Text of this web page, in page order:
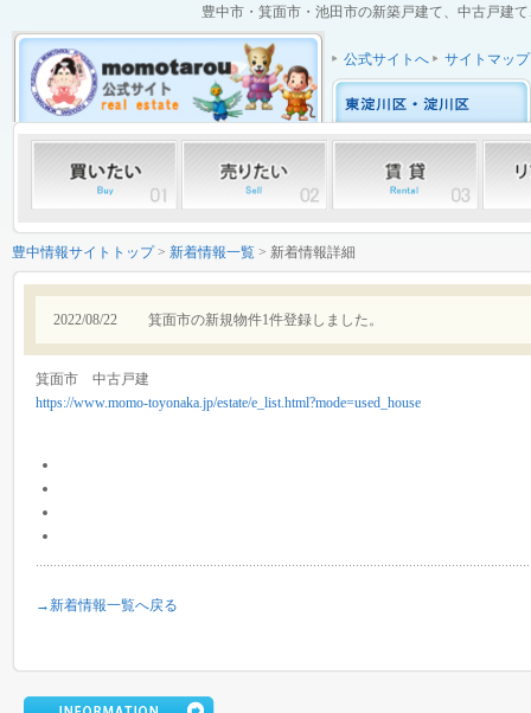
豊中市・箕面市・池田市の新築戸建て、中古戸建
公式サイトへ サイトマップ
豊中情報サイトトップ> 新着情報一覧 > 新着情報詳細
2022/08/22 箕面市の新規物件1件登録しました。
箕面市 中古戸建
https://www.momo-toyonaka.jp/estate/e_list.html?mode=used_house
→新着情報一覧へ戻る